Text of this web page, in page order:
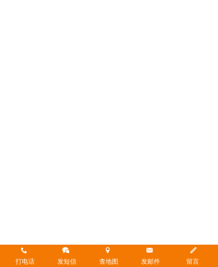
打电话 发短信 查地图 发邮件 留言